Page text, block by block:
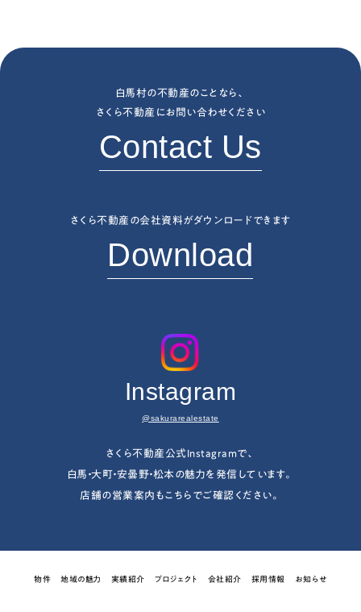
白馬村の不動産のことなら、
さくら不動産にお問い合わせください
Contact Us
さくら不動産の会社資料がダウンロードできます
Download
Instagram
@sakurarealestate
さくら不動産公式Instagramで、
白馬・大町・安曇野・松本の魅力を発信しています。
店舗の営業案内もこちらでご確認ください。
物件 地域の魅力 実績紹介 プロジェクト 会社紹介 採用情報 お知らせ